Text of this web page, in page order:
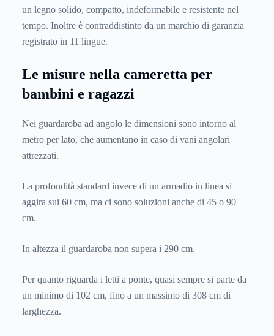
un legno solido, compatto, indeformabile e resistente nel
tempo. Inoltre è contraddistinto da un marchio di garanzia
registrato in 11 lingue.
Le misure nella cameretta per
bambini e ragazzi
Nei guardaroba ad angolo le dimensioni sono intorno al
metro per lato, che aumentano in caso di vani angolari
attrezzati.
La profondità standard invece di un armadio in linea si
aggira sui 60 cm, ma ci sono soluzioni anche di 45 o 90
cm.
In altezza il guardaroba non supera i 290 cm.
Per quanto riguarda i letti a ponte, quasi sempre si parte da
un minimo di 102 cm, fino a un massimo di 308 cm di
larghezza.